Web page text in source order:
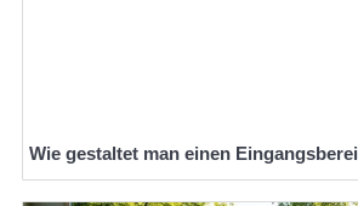
Wie gestaltet man einen